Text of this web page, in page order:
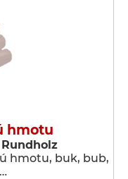
hmotu
hmotu, buk, bub,